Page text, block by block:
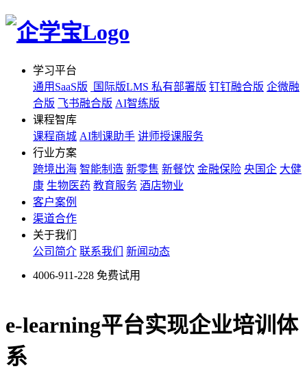
学习平台
通用SaaS版
国际版LMS 私有部署版 钉钉融合版 企微融
合版 飞书融合版 AI智练版
课程智库
课程商城 AI制课助手 讲师授课服务
行业方案
跨境出海 智能制造 新零售 新餐饮 金融保险 央国企 大健
康 生物医药 教育服务 酒店物业
客户案例
渠道合作
关于我们
公司简介 联系我们 新闻动态
4006-911-228 免费试用
e-learning平台实现企业培训体
系